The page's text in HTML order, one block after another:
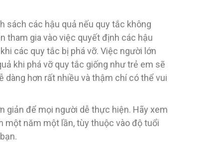
sách các hậu quả nếu quy tắc không
tham gia vào việc quyết định các hậu
các quy tắc bị phá vỡ. Việc người lớn
khi phá vỡ quy tắc giống như trẻ em sẽ
dàng hơn rất nhiều và thậm chí có thể vui
giản để mọi người dễ thực hiện. Hãy xem
một năm một lần, tùy thuộc vào độ tuổi